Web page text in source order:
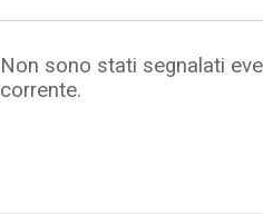
Non sono stati segnalati
corrente.